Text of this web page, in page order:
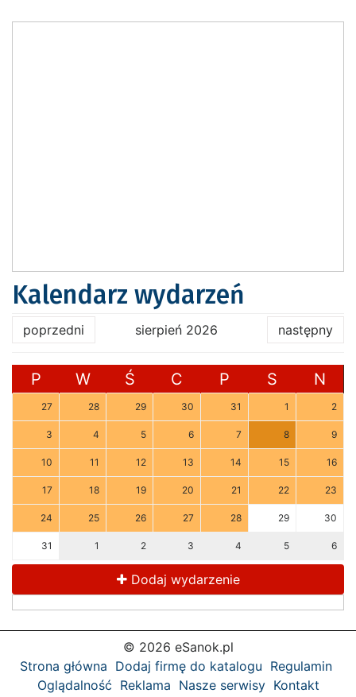
Kalendarz wydarzeń
poprzedni sierpień 2026 następny
P W Ś C P S N
27 28 29 30 31 1 2
3 4 5 6 7 8 9
10 11 12 13 14 15 16
17 18 19 20 21 22 23
24 25 26 27 28 29 30
31 1 2 3 4 5 6
Dodaj wydarzenie
© 2026 eSanok.pl
Strona główna Dodaj firmę do katalogu Regulamin
Oglądalność Reklama Nasze serwisy Kontakt